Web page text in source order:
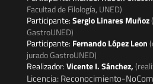
Facultad de Filología, UNED)
Participante:Sergio Linares Muñoz
GastroUNED)
Participante: Fernando López Leon
jurado GastroUNED)
Realizador:Vicente I. Sánchez,
Licencia: Reconocimiento-